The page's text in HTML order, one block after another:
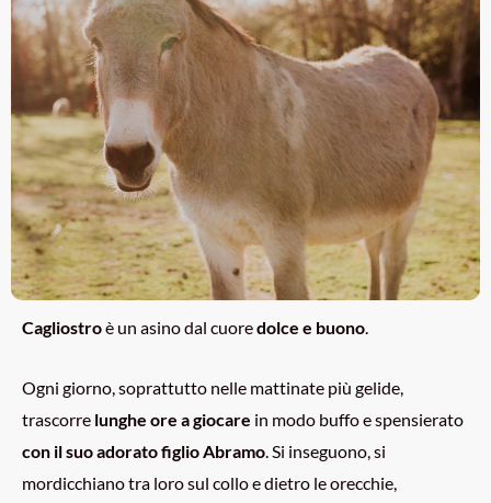
Cagliostroè un asino dal cuoredolce e buono.
Ogni giorno, soprattutto nelle mattinate più gelide,
trascorre lunghe ore a giocare in modo buffo e spensierato
con il suo adorato figlio Abramo. Si inseguono, si
mordicchiano tra loro sul collo e dietro le orecchie,